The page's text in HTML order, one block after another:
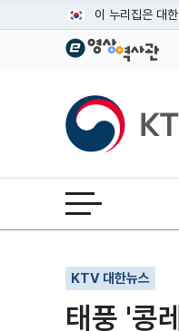
이 누리집은 대
공식 누리집 주
이밖에 or.kr 또는
운영중인 공식 누
KTV국민방송
전체메뉴 열기
KTV 대한뉴스
태풍 '콩
기사인쇄
글자확대
글자축소